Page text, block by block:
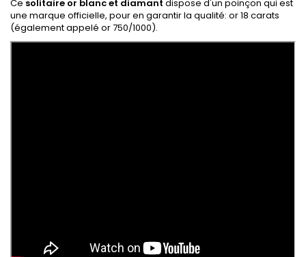
Ce solitaire or blanc et diamant dispose d'un poinçon qui est
une marque officielle, pour en garantir la qualité: or 18 carats
(également appelé or 750/1000).